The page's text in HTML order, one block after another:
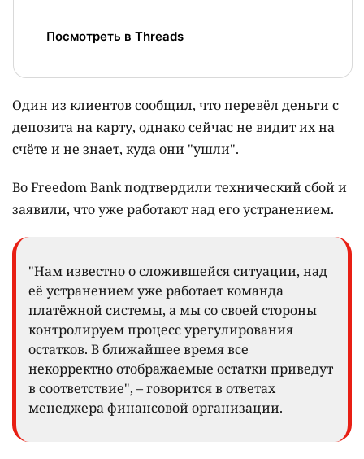
Посмотреть в Threads
Один из клиентов сообщил, что перевёл деньги с
депозита на карту, однако сейчас не видит их на
счёте и не знает, куда они "ушли".
Во Freedom Bank подтвердили технический сбой и
заявили, что уже работают над его устранением.
"Нам известно о сложившейся ситуации, над
её устранением уже работает команда
платёжной системы, а мы со своей стороны
контролируем процесс урегулирования
остатков. В ближайшее время все
некорректно отображаемые остатки приведут
в соответствие", – говорится в ответах
менеджера финансовой организации.